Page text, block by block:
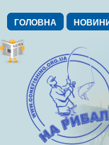
ГОЛОВНА